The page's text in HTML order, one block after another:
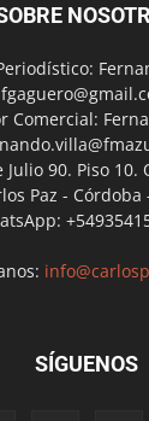
Comercial:
90. Piso 10.
Paz -
SÍGUENOS